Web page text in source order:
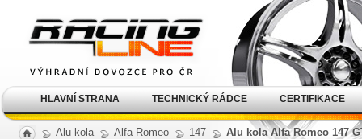
Alu kola Alfa Romeo 147 Alu kola Alfa Romeo 147
kola Racing Line
HLAVNÍ STRANA TECHNICKÝ RÁDCE CERTIFIKACE